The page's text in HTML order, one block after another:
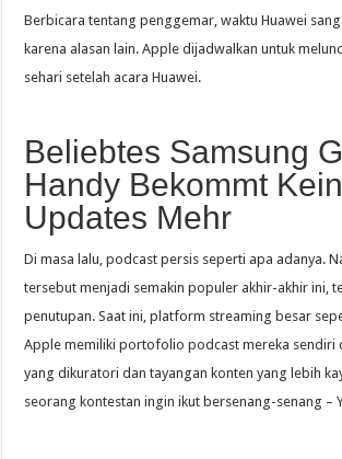
Berbicara tentang penggemar, waktu Huawei
karena alasan lain. Apple dijadwalkan untuk
sehari setelah acara Huawei.
Beliebtes Samsung
Handy Bekommt
Updates Mehr
Di masa lalu, podcast persis seperti apa adanya.
tersebut menjadi semakin populer akhir-akhir ini,
penutupan. Saat ini, platform streaming besar
Apple memiliki portofolio podcast mereka sendiri
yang dikuratori dan tayangan konten yang lebih
seorang kontestan ingin ikut bersenang-senang –